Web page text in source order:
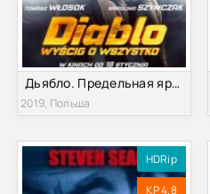
Дьябло. Предельная ярость (2019)
2019, Польша
HDRip
KP 4.8